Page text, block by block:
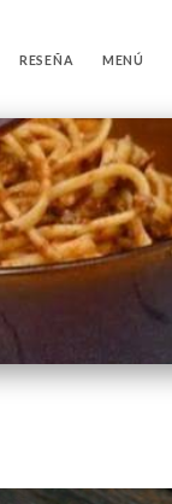
RESEÑA MENÚ